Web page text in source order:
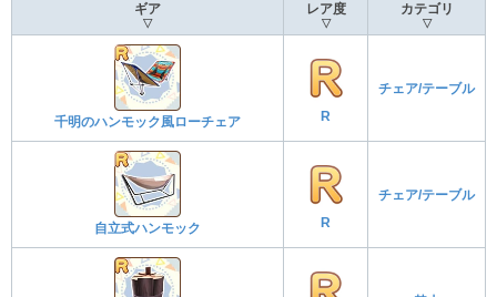
ギア
▽
レア度
▽
カテゴリ
▽
千明のハンモック風ローチェア R
チェア/テーブル
自立式ハンモック R
チェア/テーブル